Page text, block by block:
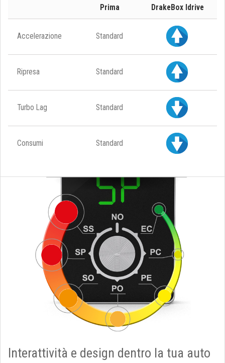
Prima DrakeBox Idrive
Accelerazione Standard
Ripresa Standard
Turbo Lag Standard
Consumi Standard
Interattività e design dentro la tua auto